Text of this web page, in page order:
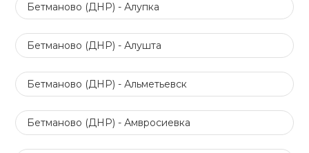
Бетманово (ДНР) - Алупка
Бетманово (ДНР) - Алушта
Бетманово (ДНР) - Альметьевск
Бетманово (ДНР) - Амвросиевка